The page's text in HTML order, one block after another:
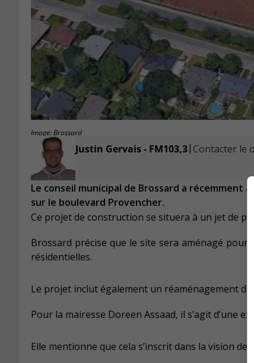
Image: Brossard
Justin Gervais - FM103,3| Contacter le
Le conseil municipal de Brossard a récemment
sur le boulevard Provencher.
Ce projet de construction se situera à un jet de
Brossard précise que le site sera aménagé
résidentielles.
Le projet inclut également un réaménagement
Pour la mairesse Doreen Assaad, il s’agit d’une
Elle mentionne que cela s’inscrit dans la vision